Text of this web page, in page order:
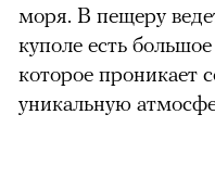
моря. В пещеру
куполе есть
которое проникает
уникальную